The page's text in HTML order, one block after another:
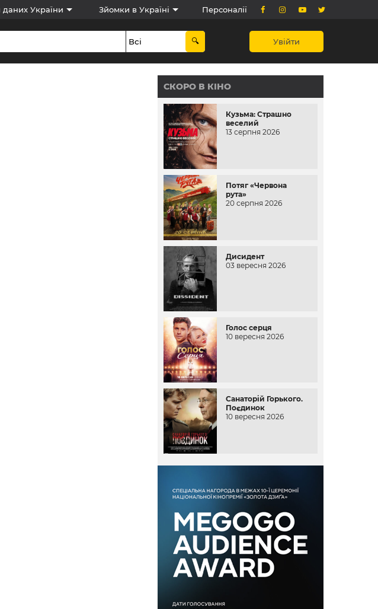
даних України Зйомки в Україні Персоналії
Увійти
СКОРО В КІНО
Кузьма: Страшно
веселий
13 серпня 2026
Потяг «Червона
рута»
20 серпня 2026
Дисидент
03 вересня 2026
Голос серця
10 вересня 2026
Санаторій Горького.
Поєдинок
10 вересня 2026